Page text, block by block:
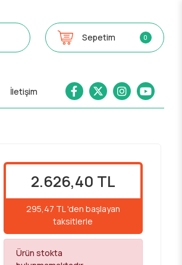
Sepetim 0
İletişim
2.626,40 TL
295,47 TL 'den başlayan
taksitlerle
Ürün stokta